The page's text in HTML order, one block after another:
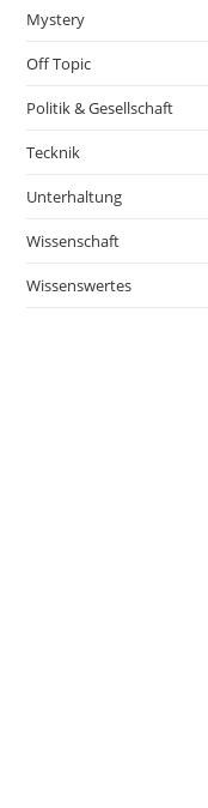
Mystery
Off Topic
Politik & Gesellschaft
Tecknik
Unterhaltung
Wissenschaft
Wissenswertes